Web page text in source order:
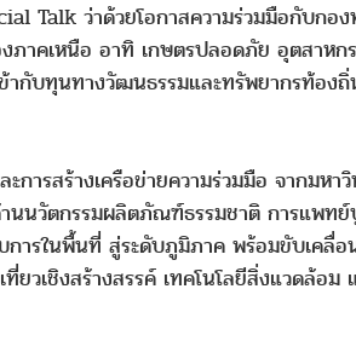
Talk ว่าด้วยโอกาสความร่วมมือกับกอ
ภาคเหนือ อาทิ เกษตรปลอดภัย อุตสาห
กับทุนทางวัฒนธรรมและทรัพยากรท้อง
รสร้างเครือข่ายความร่วมมือ จากมหา
นนวัตกรรมผลิตภัณฑ์ธรรมชาติ การแพท
รในพื้นที่ สู่ระดับภูมิภาค พร้อมขับเคลื่อ
วเชิงสร้างสรรค์ เทคโนโลยีสิ่งแวดล้อ